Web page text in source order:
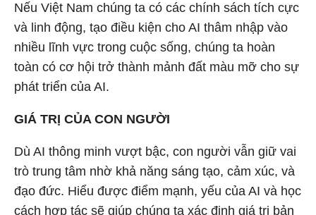
Nếu Việt Nam chúng ta có các chính sách tích cực
và linh động, tạo điều kiện cho AI thâm nhập vào
nhiều lĩnh vực trong cuộc sống, chúng ta hoàn
toàn có cơ hội trở thành mảnh đất màu mỡ cho sự
phát triển của AI.
GIÁ TRỊ CỦA CON NGƯỜI
Dù AI thông minh vượt bậc, con người vẫn giữ vai
trò trung tâm nhờ khả năng sáng tạo, cảm xúc, và
đạo đức. Hiểu được điểm mạnh, yếu của AI và học
cách hợp tác sẽ giúp chúng ta xác định giá trị bản